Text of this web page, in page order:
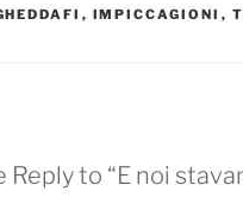
, IMPICCAGIONI ,
Reply to “E noi